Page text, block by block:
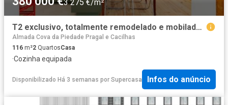
3 275 €/m²
T2 exclusivo, totalmente remodelado e mobilado, com logradouro privativo em Almada
Almada Cova da Piedade Pragal e Cacilhas
116 m²2 QuartosCasa
·Cozinha equipada
Disponibilizado Há 3 semanas por Supercasa Infos do anúncio